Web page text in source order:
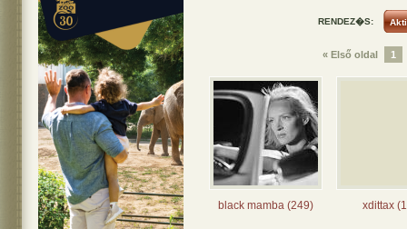
RENDEZ�S:
« Első oldal 1
black mamba (249) xdittax